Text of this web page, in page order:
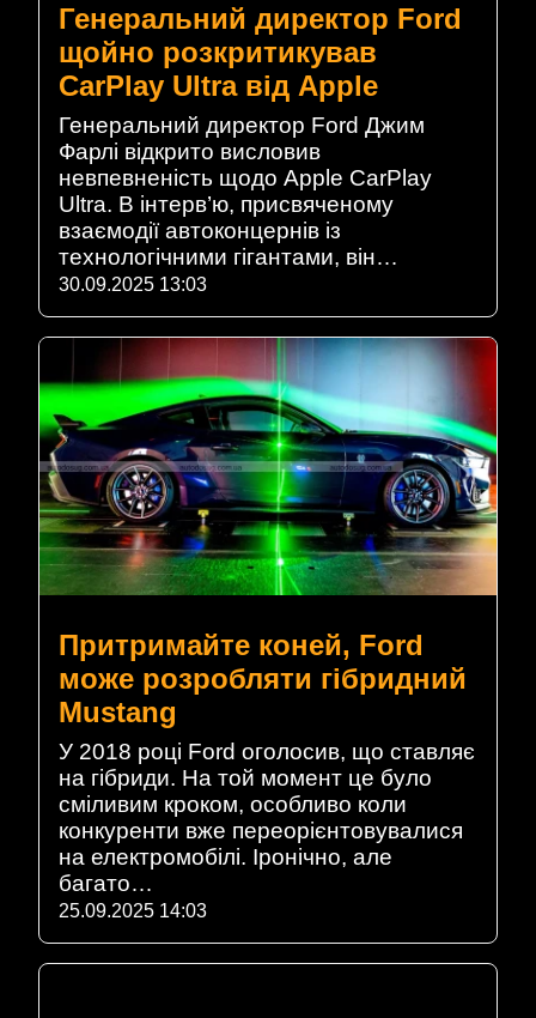
Генеральний директор Ford
щойно розкритикував
CarPlay Ultra від Apple
Генеральний директор Ford Джим
Фарлі відкрито висловив
невпевненість щодо Apple CarPlay
Ultra. В інтерв’ю, присвяченому
взаємодії автоконцернів із
технологічними гігантами, він…
30.09.2025 13:03
Притримайте коней, Ford
може розробляти гібридний
Mustang
У 2018 році Ford оголосив, що ставляє
на гібриди. На той момент це було
сміливим кроком, особливо коли
конкуренти вже переорієнтовувалися
на електромобілі. Іронічно, але
багато…
25.09.2025 14:03